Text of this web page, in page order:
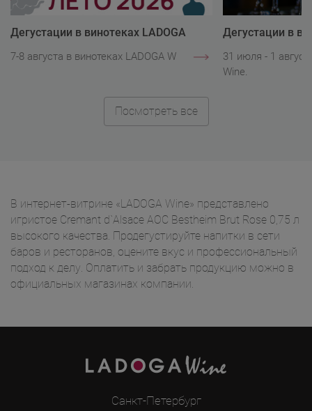
Дегустации в винотеках LADOGA
7-8 августа в винотеках LADOGA Wine.
Дегустации в
31 июля - 1
Wine.
Посмотреть все
В интернет-витрине «LADOGA Wine» представлено
игристое Cremant d`Alsace AOC Bestheim Brut Rose 0,75 л
высокого качества. Продегустируйте напитки в сети
баров и ресторанов, оцените вкус и профессиональный
подход к делу. Оплатить и забрать продукцию можно в
официальных магазинах компании.
Санкт-Петербург